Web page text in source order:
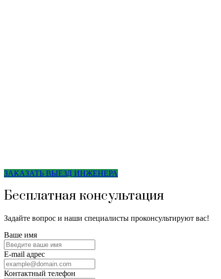
ЗАКАЗАТЬ ВЫЕЗД ИНЖЕНЕРА
Бесплатная консультация
Задайте вопрос и наши специалисты проконсультируют вас!
Ваше имя
E-mail адрес
Контактный телефон